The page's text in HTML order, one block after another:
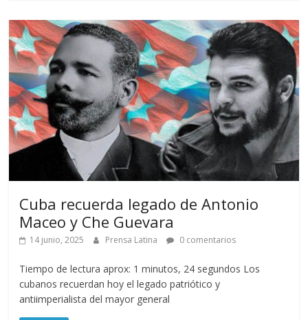
Cuba recuerda legado de Antonio
Maceo y Che Guevara
14 junio, 2025 Prensa Latina 0 comentarios
Tiempo de lectura aprox: 1 minutos, 24 segundos Los
cubanos recuerdan hoy el legado patriótico y
antiimperialista del mayor general